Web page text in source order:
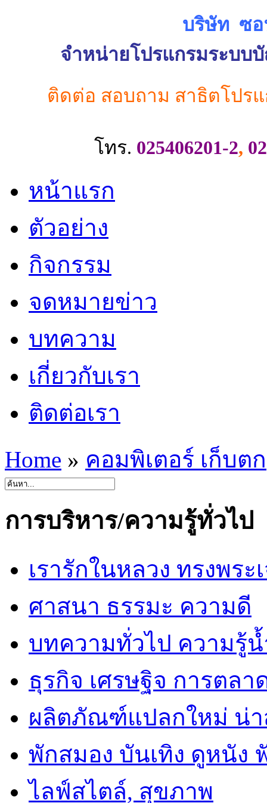
บริษัท ซ
จำหน่ายโปรแกรมระบ
ติดต่อ สอบถาม สาธิตโปร
โทร. 025406201-2,
หน้าแรก
ตัวอย่าง
กิจกรรม
จดหมายข่าว
บทความ
เกี่ยวกับเรา
ติดต่อเรา
Home » คอมพิเตอร์ เก็บตก
การบริหาร/ความรู้ทั่วไป
เรารักในหลวง ทรงพระ
ศาสนา ธรรมะ ความดี
บทความทั่วไป ความรู้
ธุรกิจ เศรษฐิจ การตลา
ผลิตภัณฑ์แปลกใหม่ น่า
พักสมอง บันเทิง ดูหนัง
ไลฟ์สไตล์, สุขภาพ